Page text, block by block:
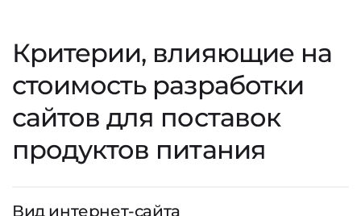
Критерии, влияющие на
стоимость разработки
сайтов для поставок
продуктов питания
Вид интернет-сайта